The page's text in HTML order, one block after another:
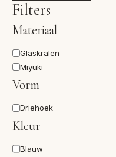
Filters
Materiaal
Materiaal
Glaskralen
Miyuki
Vorm
Vorm
Driehoek
Kleur
Kleur
Blauw